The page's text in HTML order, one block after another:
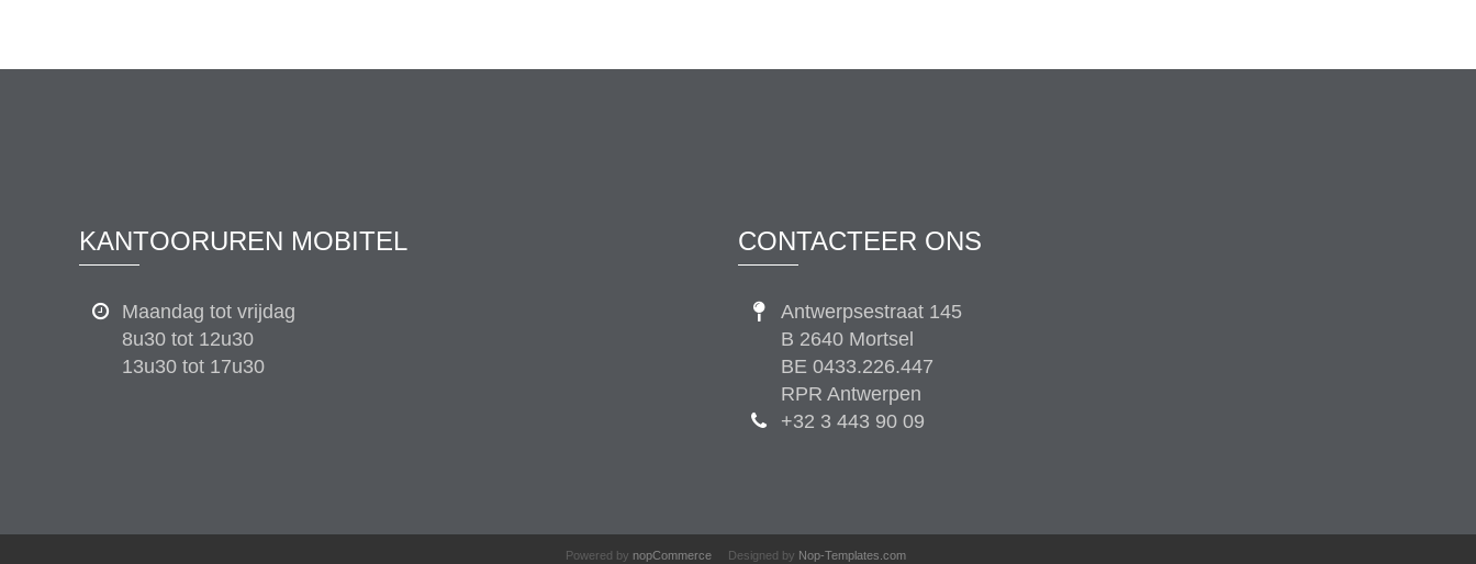
KANTOORUREN MOBITEL
Maandag tot vrijdag
8u30 tot 12u30
13u30 tot 17u30
CONTACTEER ONS
Antwerpsestraat 145
B 2640 Mortsel
BE 0433.226.447
RPR Antwerpen
+32 3 443 90 09
Powered by nopCommerce Designed by Nop-Templates.com